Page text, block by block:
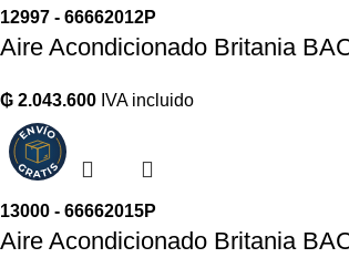
12997 - 66662012P
Aire Acondicionado Britania
₲ 2.043.600 IVA incluido
13000 - 66662015P
Aire Acondicionado Britania